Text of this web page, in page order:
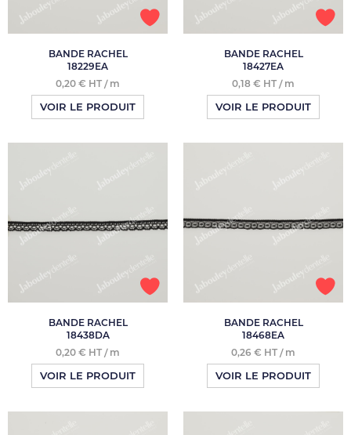
BANDE RACHEL
18229EA
0,20 € HT / m
VOIR LE PRODUIT
BANDE RACHEL
18427EA
0,18 € HT / m
VOIR LE PRODUIT
BANDE RACHEL
18438DA
0,20 € HT / m
VOIR LE PRODUIT
BANDE RACHEL
18468EA
0,26 € HT / m
VOIR LE PRODUIT